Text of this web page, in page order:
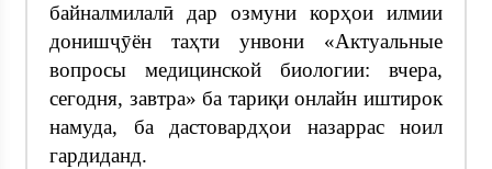
байналмилалӣ дар озмуни корҳои илмии
донишҷӯён таҳти унвони «Актуальные
вопросы медицинской биологии: вчера,
сегодня, завтра» ба тариқи онлайн иштирок
намуда, ба дастовардҳои назаррас ноил
гардиданд.